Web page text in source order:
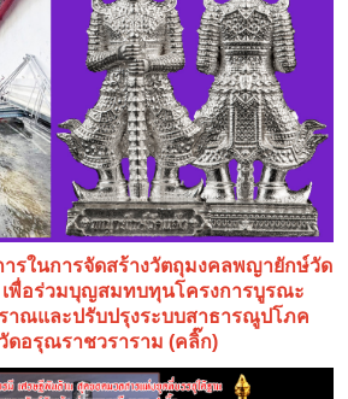
รในการจัดสร้างวัตถุมงคลพญายักษ์วัด
เพื่อร่วมบุญสมทบทุนโครงการบูรณะ
ณและปรับปรุงระบบสาธารณูปโภค
ดอรุณราชวราราม (คลิ๊ก)